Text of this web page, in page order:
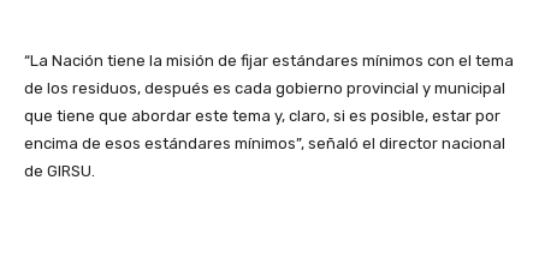
“La Nación tiene la misión de fijar estándares mínimos con el tema
de los residuos, después es cada gobierno provincial y municipal
que tiene que abordar este tema y, claro, si es posible, estar por
encima de esos estándares mínimos”, señaló el director nacional
de GIRSU.